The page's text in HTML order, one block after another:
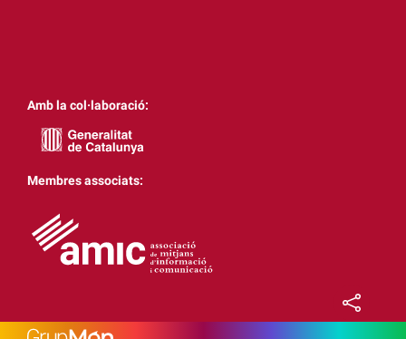
Amb la col·laboració:
Membres associats: